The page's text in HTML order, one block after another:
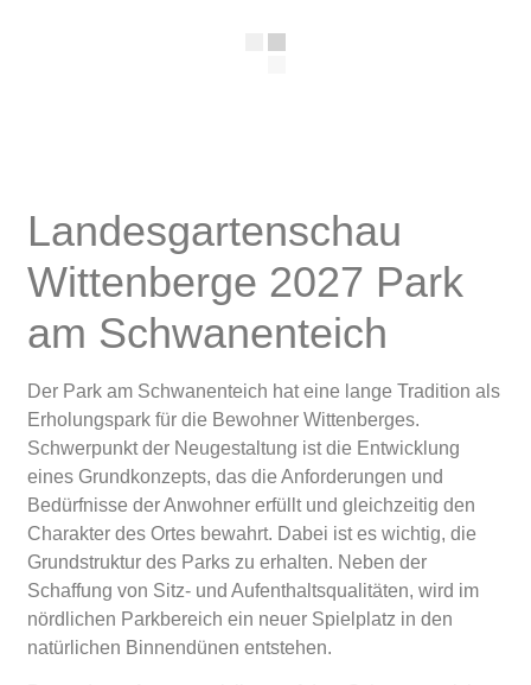
Landesgartenschau
Wittenberge 2027 Park
am Schwanenteich
Der Park am Schwanenteich hat eine lange Tradition als
Erholungspark für die Bewohner Wittenberges.
Schwerpunkt der Neugestaltung ist die Entwicklung
eines Grundkonzepts, das die Anforderungen und
Bedürfnisse der Anwohner erfüllt und gleichzeitig den
Charakter des Ortes bewahrt. Dabei ist es wichtig, die
Grundstruktur des Parks zu erhalten. Neben der
Schaffung von Sitz- und Aufenthaltsqualitäten, wird im
nördlichen Parkbereich ein neuer Spielplatz in den
natürlichen Binnendünen entstehen.